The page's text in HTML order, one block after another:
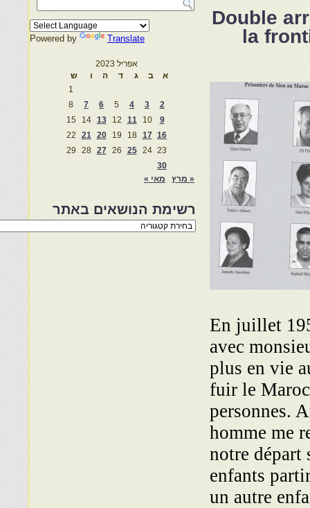
Double
la
En juillet
avec
plus en vie
fuir le
personnes.
homme me
notre départ
enfants
un autre
Powered by Translate
אפריל 2023
א
ב ג ד ה ו
ש
1
2
3
4
5
6
7
8
9
10
11
12
13
14
15
16
17
18
19
20
21
22
23
24
25
26
27
28
29
30
« מרץ
מאי »
רשימת הנושאים באתר
רשימת
הנושאים